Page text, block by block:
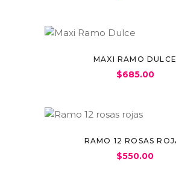
MAXI RAMO DULCE
$685.00
RAMO 12 ROSAS
$550.00